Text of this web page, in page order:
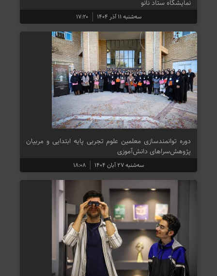
نمایشگاه ستاد نانو
سه‌شنبه ۱۱ آذر ۱۴۰۴ ۱۷:۲۰
دوره توانمندسازی معلمین علوم تجربی پایه ابتدایی و مربیان
پژوهش‌سراهای دانش‌آموزی
سه‌شنبه ۲۷ آبان ۱۴۰۴ ۱۸:۰۸